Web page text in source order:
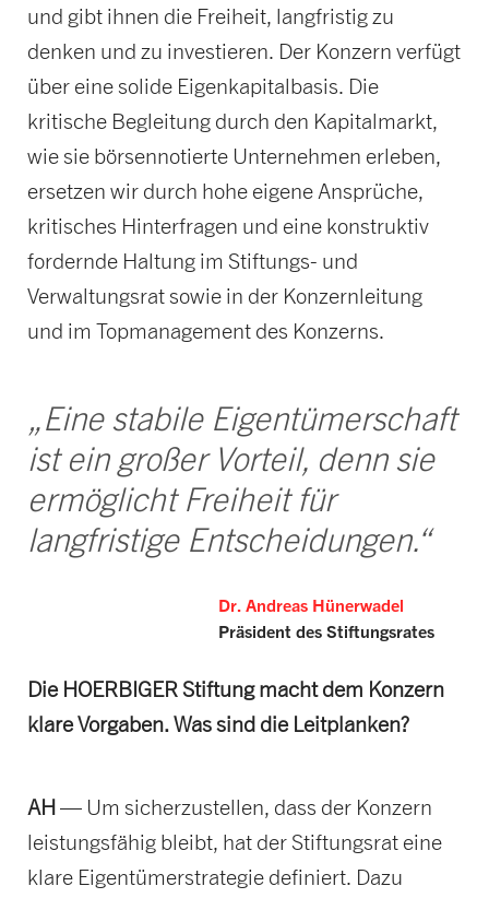
und gibt ihnen die Freiheit, langfristig zu
denken und zu investieren. Der Konzern verfügt
über eine solide Eigenkapitalbasis. Die
kritische Begleitung durch den Kapitalmarkt,
wie sie börsennotierte Unternehmen erleben,
ersetzen wir durch hohe eigene Ansprüche,
kritisches Hinterfragen und eine konstruktiv
fordernde Haltung im Stiftungs- und
Verwaltungsrat sowie in der Konzernleitung
und im Topmanagement des Konzerns.
„Eine stabile Eigentümerschaft
ist ein großer Vorteil, denn sie
ermöglicht Freiheit für
langfristige Entscheidungen.“
Dr. Andreas Hünerwadel
Präsident des Stiftungsrates
Die HOERBIGER Stiftung macht dem Konzern
klare Vorgaben. Was sind die Leitplanken?
AH— Um sicherzustellen, dass der Konzern
leistungsfähig bleibt, hat der Stiftungsrat eine
klare Eigentümerstrategie definiert. Dazu